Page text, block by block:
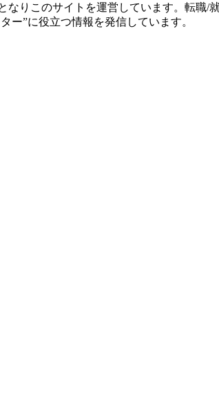
りこのサイトを運営しています。転職/
ー”に役立つ情報を発信しています。